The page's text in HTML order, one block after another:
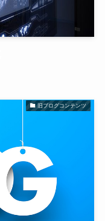
旧ブログコンテンツ